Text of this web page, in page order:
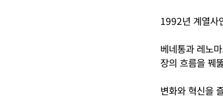
1992년 계열사
베네통과 레노
장의 흐름을 꿰
변화와 혁신을